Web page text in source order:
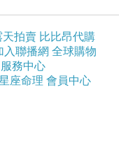
天拍賣 比比昂代購
入聯播網 全球購物
服務中心
座命理 會員中心